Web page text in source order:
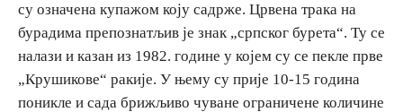
су означена купажом коју садрже. Црвена трака на
бурадима препознатљив је знак „српског бурета“. Ту се
налази и казан из 1982. године у којем су се пекле прве
„Крушикове“ ракије. У њему су прије 10-15 година
поникле и сада брижљиво чуване ограничене количине